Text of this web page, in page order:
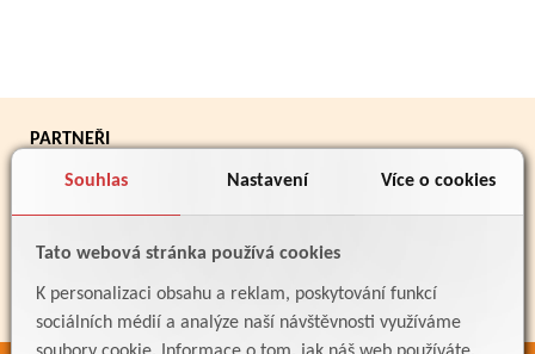
Souhlas Nastavení Více o cookies
Tato webová stránka používá cookies
K personalizaci obsahu a reklam, poskytování funkcí
sociálních médií a analýze naší návštěvnosti využíváme
PARTNEŘI